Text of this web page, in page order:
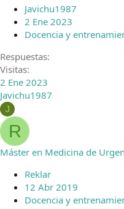
Javichu1987
2 Ene 2023
Docencia y
Respuestas
Visitas
2 Ene 2023
Javichu1987
J
R
Máster en Medicina de
Reklar
12 Abr 2019
Docencia y